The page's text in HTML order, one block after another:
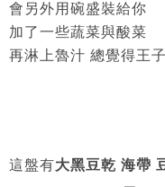
會另外用碗盛裝給你
加了一些蔬菜與酸菜
再淋上魯汁 總覺得王
這盤有大黑豆乾 海帶